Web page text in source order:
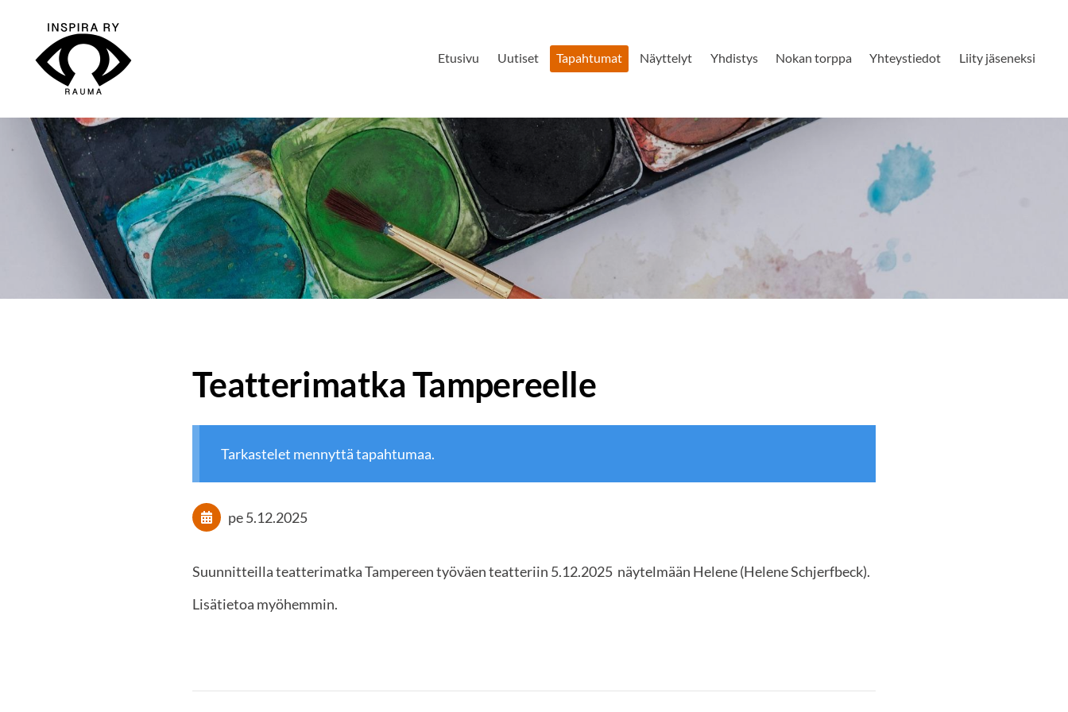
sisältöön
Inspira ry Etusivu Uutiset Tapahtumat Näyttelyt Yhdistys Nokan torppa Yhteystiedot Liity jäseneksi
Teatterimatka Tampereelle
Tarkastelet mennyttä tapahtumaa.
pe 5.12.2025
Suunnitteilla teatterimatka Tampereen työväen teatteriin 5.12.2025 näytelmään Helene (Helene Schjerfbeck).
Lisätietoa myöhemmin.